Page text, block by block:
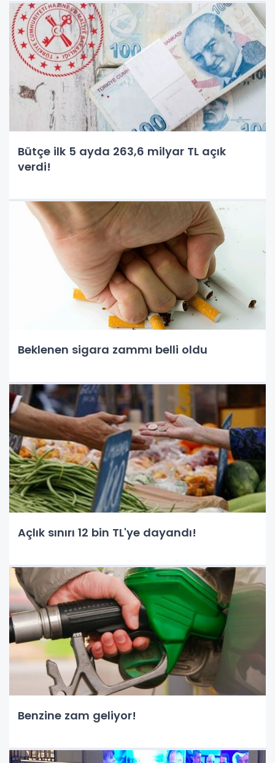
Bütçe ilk 5 ayda 263,6 milyar TL açık
verdi!
Beklenen sigara zammı belli oldu
Açlık sınırı 12 bin TL'ye dayandı!
Benzine zam geliyor!